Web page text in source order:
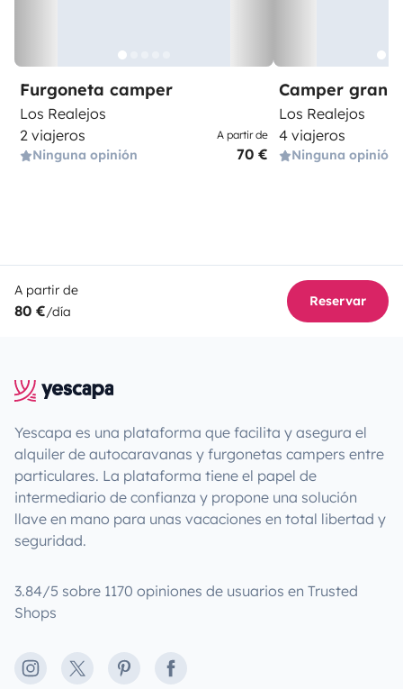
Furgoneta camper
Los Realejos
2 viajeros
Ninguna opinión
A partir de
70 €
Camper gran
Los Realejos
4 viajeros
Ninguna opinión
A partir de
80 €/día
Reservar
Yescapa es una plataforma que facilita y asegura el
alquiler de autocaravanas y furgonetas campers entre
particulares. La plataforma tiene el papel de
intermediario de confianza y propone una solución
llave en mano para unas vacaciones en total libertad y
seguridad.
3.84/5 sobre 1170 opiniones de usuarios en Trusted
Shops
Instagram
X PinterestFacebook